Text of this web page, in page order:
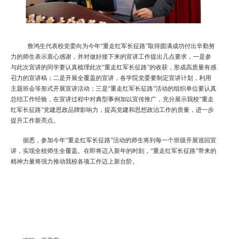
詹鸿生代表校党委向为今年“重走红军长征路”取得圆满成功付出辛勤努
力的师生表示衷心感谢， 并对做好接下来的宣讲工作提出几点要求，一是参
与此次宣讲的同学要认真梳理此次“重走红军长征路”的收获，形成高质量有感
召力的宣讲稿； 二是开展全覆盖的宣讲，各学院党委要制定宣讲计划，利用
主题班会等形式开展宣讲活动； 三是“重走红军长征路”活动的组织单位要认真
总结工作经验，在宣讲过程中对典型事例加以宣传推广，充分展示我校“重走
红军长征路”党建思政品牌影响力 ，提高党建和思想政治工作的质量， 进一步
提升工作新亮点。
据悉， 参加今年“重走红军长征路”活动的师生将到每一个班级开展巡回宣
讲，实现全校师生全覆盖。在即将迈入新年的时刻，“重走红军长征路”带来的
精神力量将强力推动我校各项工作迈上新台阶。